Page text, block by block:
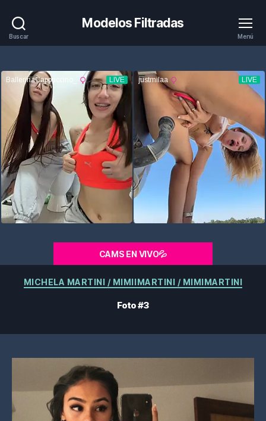
Buscar
Modelos Filtradas
Menú
CAMS EN VIVO💦
Categorías
MICHELA MARTINI / MIMIIMARTINI / MIMIMARTINI
Foto #3